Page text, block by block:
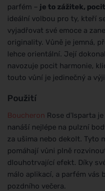
parfém – je to zážitek,
ideální volbou pro ty, kteří
vyjadřovat své emoce a
originality. Vůně je jemná,
lehce orientální. Její
navozuje pocit harmonie,
touto vůní je jedinečný a
Použití
Boucheron Rose d'Isparta
nanáší nejlépe na pulzní
za ušima nebo dekolt. Tyto
pomáhají vůni plně
dlouhotrvající efekt. Díky
málo aplikací, a parfém vás
pozdního večera.